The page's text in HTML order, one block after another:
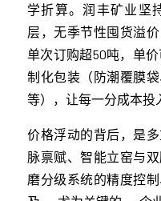
学折算。润丰矿业坚
层，无季节性囤货溢
单次订购超50吨，单
制化包装（防潮覆膜
等），让每一分成本投
价格浮动的背后，是
脉禀赋、智能立窑与
磨分级系统的精度控